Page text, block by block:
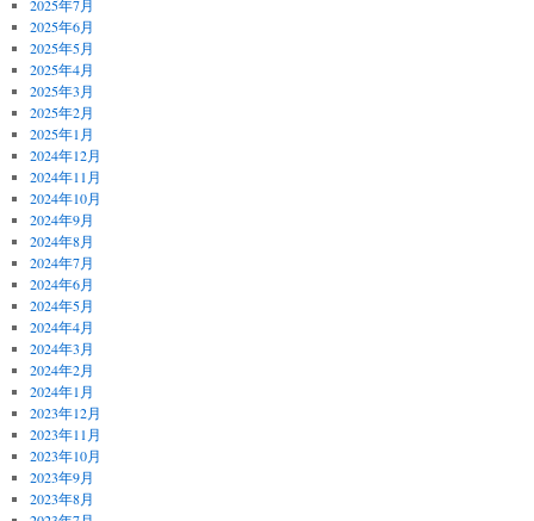
2025年7月
2025年6月
2025年5月
2025年4月
2025年3月
2025年2月
2025年1月
2024年12月
2024年11月
2024年10月
2024年9月
2024年8月
2024年7月
2024年6月
2024年5月
2024年4月
2024年3月
2024年2月
2024年1月
2023年12月
2023年11月
2023年10月
2023年9月
2023年8月